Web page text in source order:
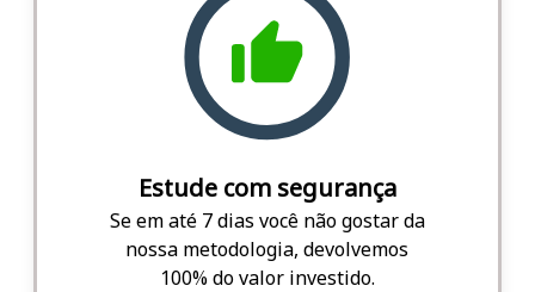
Estude com segurança
Se em até 7 dias você não gostar da
nossa metodologia, devolvemos
100% do valor investido.